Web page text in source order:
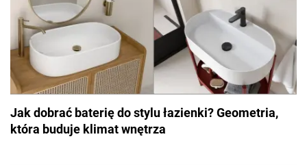
Jak dobrać baterię do stylu łazienki? Geometria,
która buduje klimat wnętrza